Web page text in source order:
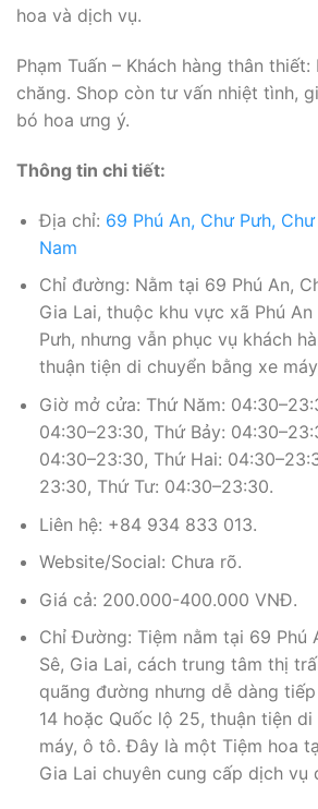
hoa và dịch vụ.
Phạm Tuấn – Khách hàng thân
chăng. Shop còn tư vấn nhiệt tình,
bó hoa ưng ý.
Thông tin chi tiết:
Địa chỉ: 69 Phú An, Chư Pưh,
Nam
Chỉ đường: Nằm tại 69 Phú An,
Gia Lai, thuộc khu vực xã Phú
Pưh, nhưng vẫn phục vụ khách
thuận tiện di chuyển bằng xe
Giờ mở cửa: Thứ Năm:
04:30–23:30, Thứ Bảy:
04:30–23:30, Thứ Hai:
23:30, Thứ Tư: 04:30–23:30.
Liên hệ: +84 934 833 013.
Website/Social: Chưa rõ.
Giá cả: 200.000-400.000 VNĐ.
Chỉ Đường: Tiệm nằm tại 69 Phú
Sê, Gia Lai, cách trung tâm thị
quãng đường nhưng dễ dàng
14 hoặc Quốc lộ 25, thuận tiện
máy, ô tô. Đây là một Tiệm hoa
Gia Lai chuyên cung cấp dịch vụ